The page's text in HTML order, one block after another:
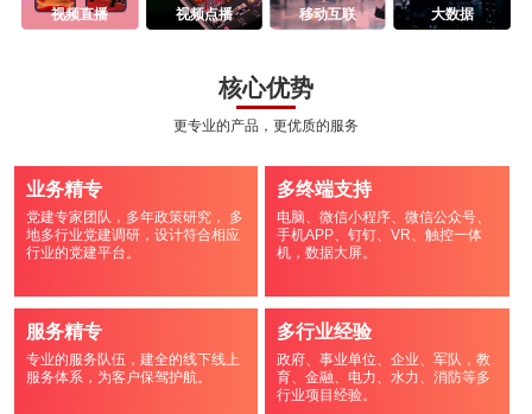
视频直播 视频点播 移动互联 大数据
核心优势
更专业的产品，更优质的服务
业务精专
党建专家团队，多年政策研究， 多
地多行业党建调研，设计符合相应
行业的党建平台。
多终端支持
电脑、微信小程序、微信公众号、
手机APP、钉钉、VR、触控一体
机，数据大屏。
服务精专
专业的服务队伍，建全的线下线上
服务体系，为客户保驾护航。
多行业经验
政府、事业单位、企业、军队，教
育、金融、电力、水力、消防等多
行业项目经验。